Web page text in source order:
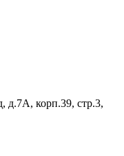
д.7А, корп.39, стр.3,